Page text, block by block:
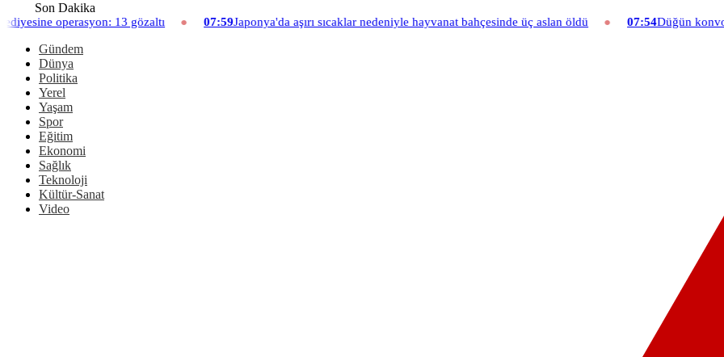
Son Dakika
13 gözaltı 07:59Japonya'da aşırı sıcaklar nedeniyle hayvanat bahçesinde üç aslan öldü 07:54Düğün konvoyuna ağır
Gündem
Dünya
Politika
Yerel
Yaşam
Spor
Eğitim
Ekonomi
Sağlık
Teknoloji
Kültür-Sanat
Video